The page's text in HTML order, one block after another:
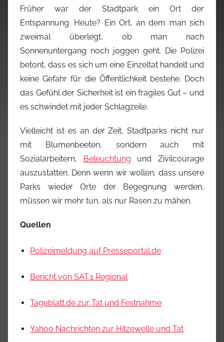
Früher war der Stadtpark ein Ort der
Entspannung. Heute? Ein Ort, an dem man sich
zweimal überlegt, ob man nach
Sonnenuntergang noch joggen geht. Die Polizei
betont, dass es sich um eine Einzeltat handelt und
keine Gefahr für die Öffentlichkeit bestehe. Doch
das Gefühl der Sicherheit ist ein fragiles Gut – und
es schwindet mit jeder Schlagzeile.
Vielleicht ist es an der Zeit, Stadtparks nicht nur
mit Blumenbeeten, sondern auch mit
Sozialarbeitern,
Beleuchtung und Zivilcourage
auszustatten. Denn wenn wir wollen, dass unsere
Parks wieder Orte der Begegnung werden,
müssen wir mehr tun, als nur Rasen zu mähen.
Quellen
Polizeimeldung auf Presseportal.de
Bericht von SAT.1 Regional
Tageblatt.de zur Tat und Festnahme
Yahoo Nachrichten zur Hitzewelle und Tat